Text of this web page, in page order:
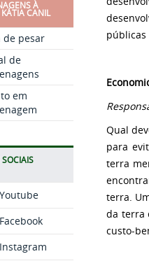
À
KÁTIA CANIL
de pesar
de
em
Qual
para
terra
terra.
da terra
custo-